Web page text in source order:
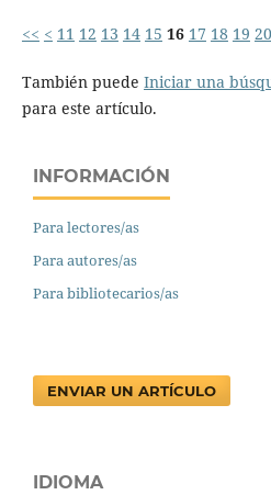
<< < 11 12 13 14 15 16 17 18 19 20
También puede Iniciar una
para este artículo.
INFORMACIÓN
Para lectores/as
Para autores/as
Para bibliotecarios/as
ENVIAR UN ARTÍCULO
IDIOMA